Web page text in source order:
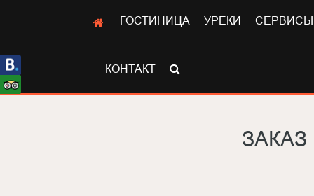
ГОСТИНИЦА УРЕКИ СЕРВИСЫ
КОНТАКТ